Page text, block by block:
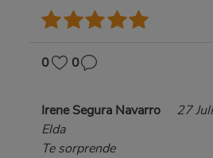
0 0
Irene Segura Navarro
27
Elda
Te sorprende